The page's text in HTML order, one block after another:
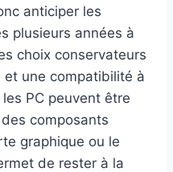
anticiper les
plusieurs années à
choix conservateurs
une compatibilité à
PC peuvent être
composants
graphique ou le
de rester à la